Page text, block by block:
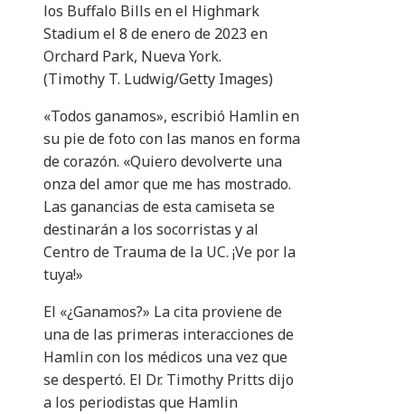
los Buffalo Bills en el Highmark
Stadium el 8 de enero de 2023 en
Orchard Park, Nueva York.
(Timothy T. Ludwig/Getty Images)
«Todos ganamos», escribió Hamlin en
su pie de foto con las manos en forma
de corazón. «Quiero devolverte una
onza del amor que me has mostrado.
Las ganancias de esta camiseta se
destinarán a los socorristas y al
Centro de Trauma de la UC. ¡Ve por la
tuya!»
El «¿Ganamos?» La cita proviene de
una de las primeras interacciones de
Hamlin con los médicos una vez que
se despertó. El Dr. Timothy Pritts dijo
a los periodistas que Hamlin